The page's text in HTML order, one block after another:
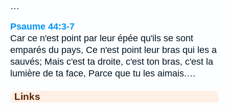
…
Psaume 44:3-7
Car ce n'est point par leur épée qu'ils se sont
emparés du pays, Ce n'est point leur bras qui les a
sauvés; Mais c'est ta droite, c'est ton bras, c'est la
lumière de ta face, Parce que tu les aimais.…
Links